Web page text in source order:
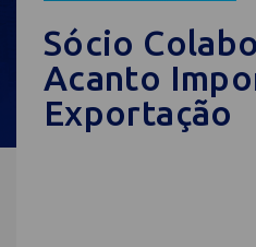
Sócio
Acanto
Exportação